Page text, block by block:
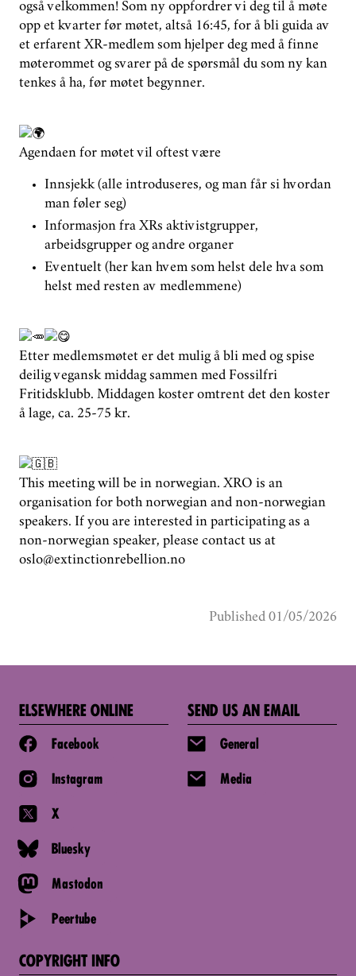
også velkommen! Som ny oppfordrer vi deg til å møte
opp et kvarter før møtet, altså 16:45, for å bli guida av
et erfarent XR-medlem som hjelper deg med å finne
møterommet og svarer på de spørsmål du som ny kan
tenkes å ha, før møtet begynner.
Agendaen for møtet vil oftest være
Innsjekk (alle introduseres, og man får si hvordan
man føler seg)
Informasjon fra XRs aktivistgrupper,
arbeidsgrupper og andre organer
Eventuelt (her kan hvem som helst dele hva som
helst med resten av medlemmene)
Etter medlemsmøtet er det mulig å bli med og spise
deilig vegansk middag sammen med Fossilfri
Fritidsklubb. Middagen koster omtrent det den koster
å lage, ca. 25-75 kr.
This meeting will be in norwegian. XRO is an
organisation for both norwegian and non-norwegian
speakers. If you are interested in participating as a
non-norwegian speaker, please contact us at
oslo@extinctionrebellion.no
Published 01/05/2026
ELSEWHERE ONLINE
Facebook
Instagram
X
Bluesky
Mastodon
Peertube
SEND US AN EMAIL
General
Media
COPYRIGHT INFO